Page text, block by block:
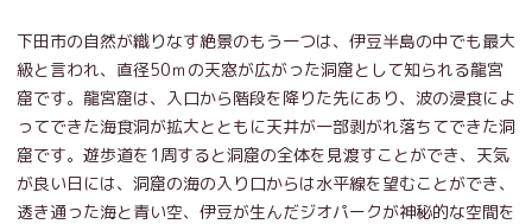
下田市の自然が織りなす絶景のもう一つは、伊豆半島の中でも最大
級と言われ、直径50ｍの天窓が広がった洞窟として知られる龍宮
窟です。龍宮窟は、入口から階段を降りた先にあり、波の浸食によ
ってできた海食洞が拡大とともに天井が一部剥がれ落ちてできた洞
窟です。遊歩道を1周すると洞窟の全体を見渡すことができ、天気
が良い日には、洞窟の海の入り口からは水平線を望むことができ、
透き通った海と青い空、伊豆が生んだジオパークが神秘的な空間を